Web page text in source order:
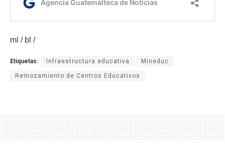
ml / bl /
Etiquetas: Infraestructura educativa Mineduc
Remozamiento de Centros Educativos